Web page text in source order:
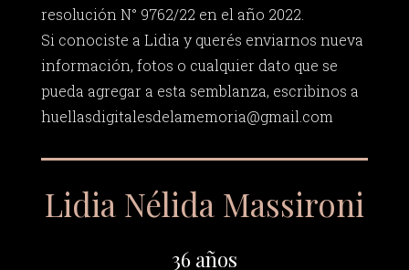
resolución N° 9762/22 en el año 2022.
Si conociste a Lidia y querés enviarnos nueva
información, fotos o cualquier dato que se
pueda agregar a esta semblanza, escribinos a
huellasdigitalesdelamemoria@gmail.com
Lidia Nélida Massironi
36 años